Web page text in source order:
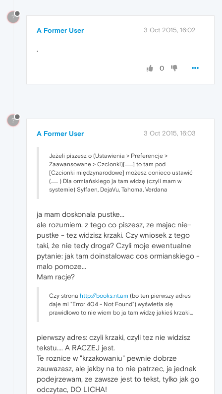
?
A Former User 3 Oct 2015, 16:02
.
0
?
A Former User 3 Oct 2015, 16:03
Jeżeli piszesz o (Ustawienia > Preferencje >
Zaawansowane > Czcionki)[........] to tam pod
[Czcionki międzynarodowe] możesz conieco ustawić
(....... ) Dla ormiańskiego ja tam widzę (czyli mam w
systemie) Sylfaen, DejaVu, Tahoma, Verdana
ja mam doskonala pustke...
ale rozumiem, z tego co piszesz, ze majac nie-
pustke - tez widzisz krzaki. Czy wniosek z tego
taki, że nie tedy droga? Czyli moje ewentualne
pytanie: jak tam doinstalowac cos ormianskiego -
malo pomoze...
Mam racje?
Czy strona http://books.nt.am (bo ten pierwszy adres
daje mi "Error 404 - Not Found") wyświetla się
prawidłowo to nie wiem bo ja tam widzę jakieś krzaki...
pierwszy adres: czyli krzaki, czyli tez nie widzisz
tekstu.... A RACZEJ jest.
Te roznice w "krzakowaniu" pewnie dobrze
zauwazasz, ale jakby na to nie patrzec, ja jednak
podejrzewam, ze zawsze jest to tekst, tylko jak go
odczytac, DO LICHA!